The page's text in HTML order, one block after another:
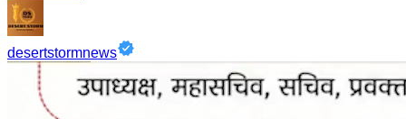
desertstormnews